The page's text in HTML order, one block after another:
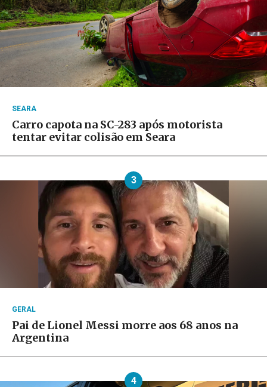
SEARA
Carro capota na SC-283 após motorista
tentar evitar colisão em Seara
3
GERAL
Pai de Lionel Messi morre aos 68 anos na
Argentina
4